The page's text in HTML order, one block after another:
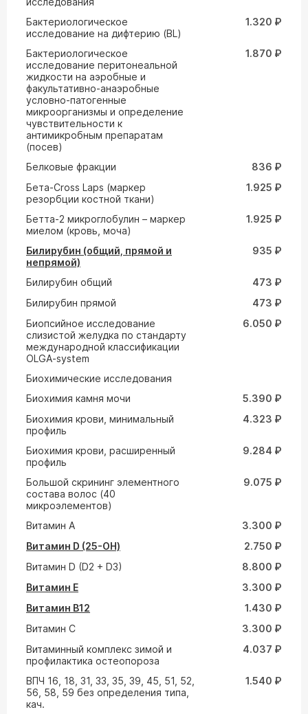
Бактериологическое
исследование на дифтерию (ВL)
1.320 ₽
Бактериологическое
исследование перитонеальной
жидкости на аэробные и
факультативно-анаэробные
условно-патогенные
микроорганизмы и определение
чувствительности к
антимикробным препаратам
(посев)
1.870 ₽
Белковые фракции
836 ₽
Бета-Cross Laps (маркер
резорбции костной ткани)
1.925 ₽
Бетта-2 микроглобулин – маркер
миелом (кровь, моча)
1.925 ₽
Билирубин (общий, прямой и
непрямой)
935 ₽
Билирубин общий
473 ₽
Билирубин прямой
473 ₽
Биопсийное исследование
слизистой желудка по стандарту
международной классификации
OLGA-system
6.050 ₽
Биохимические исследования
Биохимия камня мочи
5.390 ₽
Биохимия крови, минимальный
профиль
4.323 ₽
Биохимия крови, расширенный
профиль
9.284 ₽
Большой скрининг элементного
состава волос (40
микроэлементов)
9.075 ₽
Витамин A
3.300 ₽
Витамин D (25-ОН)
2.750 ₽
Витамин D (D2 + D3)
8.800 ₽
Витамин E
3.300 ₽
Витамин В12
1.430 ₽
Витамин С
3.300 ₽
Витаминный комплекс зимой и
профилактика остеопороза
4.037 ₽
ВПЧ 16, 18, 31, 33, 35, 39, 45, 51, 52,
56, 58, 59 без определения типа,
кач.
1.540 ₽